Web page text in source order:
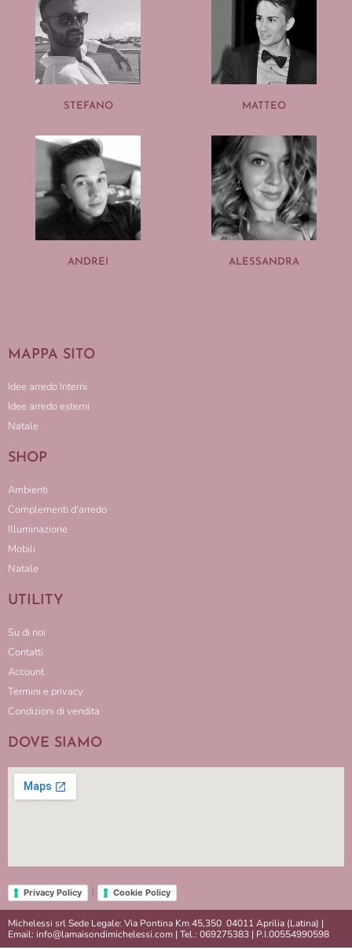
STEFANO MATTEO
ANDREI ALESSANDRA
MAPPA SITO
Idee arredo Interni
Idee arredo esterni
Natale
SHOP
Ambienti
Complementi d'arredo
Illuminazione
Mobili
Natale
UTILITY
Su di noi
Contatti
Account
Termini e privacy
Condizioni di vendita
DOVE SIAMO
Privacy Policy Cookie Policy
Michelessi srl Sede Legale: Via Pontina Km 45,350 04011 Aprilia (Latina) |
Email: info@lamaisondimichelessi.com | Tel.: 069275383 | P.I.00554990598